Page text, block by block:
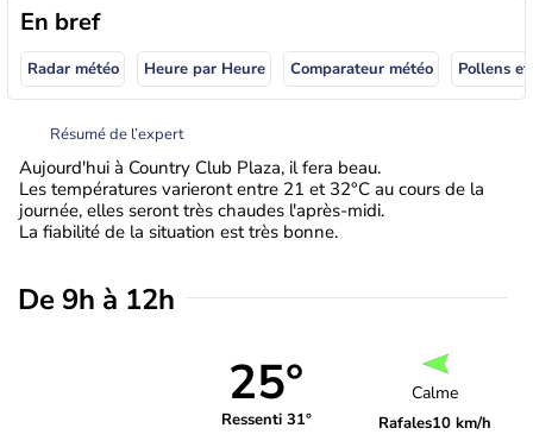
En bref
Radar météo Heure par Heure Comparateur météo Pollens
Résumé de l’expert
Aujourd'hui à Country Club Plaza, il fera beau.
Les températures varieront entre 21 et 32°C au cours de la
journée, elles seront très chaudes l'après-midi.
La fiabilité de la situation est très bonne.
De 9h à 12h
25°
Ressenti 31°
Calme
Rafales10 km/h